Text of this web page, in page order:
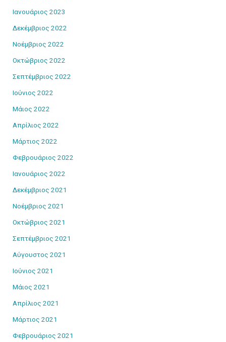
Ιανουάριος 2023
Δεκέμβριος 2022
Νοέμβριος 2022
Οκτώβριος 2022
Σεπτέμβριος 2022
Ιούνιος 2022
Μάιος 2022
Απρίλιος 2022
Μάρτιος 2022
Φεβρουάριος 2022
Ιανουάριος 2022
Δεκέμβριος 2021
Νοέμβριος 2021
Οκτώβριος 2021
Σεπτέμβριος 2021
Αύγουστος 2021
Ιούνιος 2021
Μάιος 2021
Απρίλιος 2021
Μάρτιος 2021
Φεβρουάριος 2021